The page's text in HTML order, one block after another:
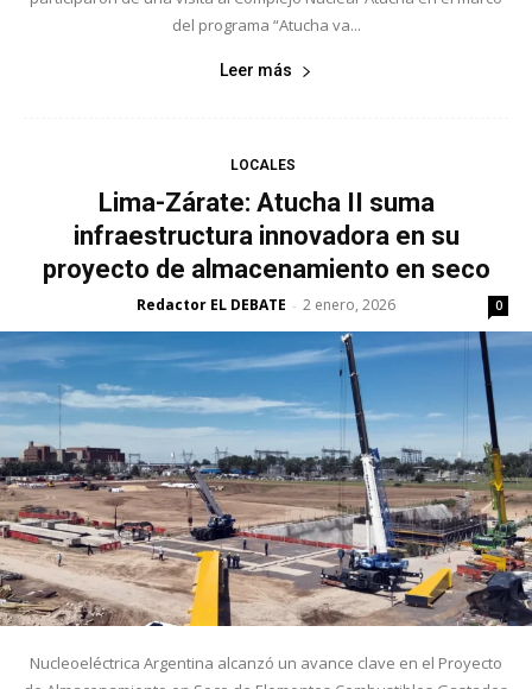
del programa “Atucha va...
Leer más
LOCALES
Lima-Zárate: Atucha II suma
infraestructura innovadora en su
proyecto de almacenamiento en seco
Redactor EL DEBATE - 2 enero, 2026 0
Nucleoeléctrica Argentina alcanzó un avance clave en el Proyecto